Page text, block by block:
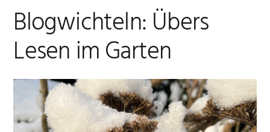
Blogwichteln: Übers
Lesen im Garten